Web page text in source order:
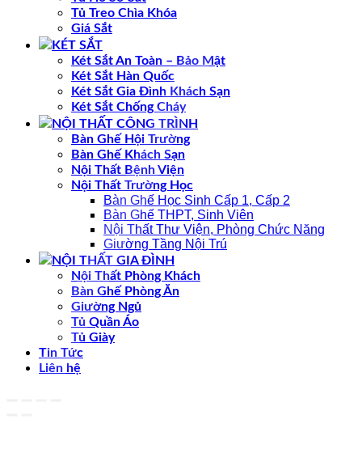
Tủ Treo Chìa Khóa
Giá Sắt
KÉT SẮT
Két Sắt An Toàn – Bảo Mật
Két Sắt Hàn Quốc
Két Sắt Gia Đình Khách Sạn
Két Sắt Chống Cháy
NỘI THẤT CÔNG TRÌNH
Bàn Ghế Hội Trường
Bàn Ghế Khách Sạn
Nội Thất Bệnh Viện
Nội Thất Trường Học
Bàn Ghế Học Sinh Cấp 1, Cấp 2
Bàn Ghế THPT, Sinh Viên
Nội Thất Thư Viện, Phòng Chức Năng
Giường Tầng Nội Trú
NỘI THẤT GIA ĐÌNH
Nội Thất Phòng Khách
Bàn Ghế Phòng Ăn
Giường Ngủ
Tủ Quần Áo
Tủ Giày
Tin Tức
Liên hệ